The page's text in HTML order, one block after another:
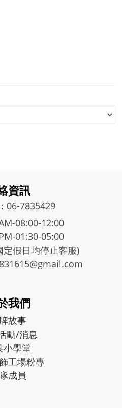
資訊
06-7835429
08:00-12:00
05:00
假日均停止客服)
我們
故事
動/消息
小學堂
工場粉專
成員